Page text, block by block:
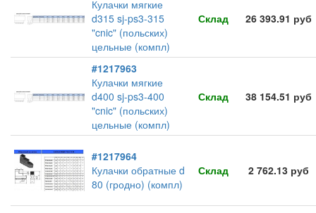
Кулачки мягкие
d315 sj-ps3-315
"cnic" (польских)
цельные (компл)
Склад 26 393.91 руб
#1217963
Кулачки мягкие
d400 sj-ps3-400
"cnic" (польских)
цельные (компл)
Склад 38 154.51 руб
#1217964
Кулачки обратные d
80 (гродно) (компл)
Склад 2 762.13 руб